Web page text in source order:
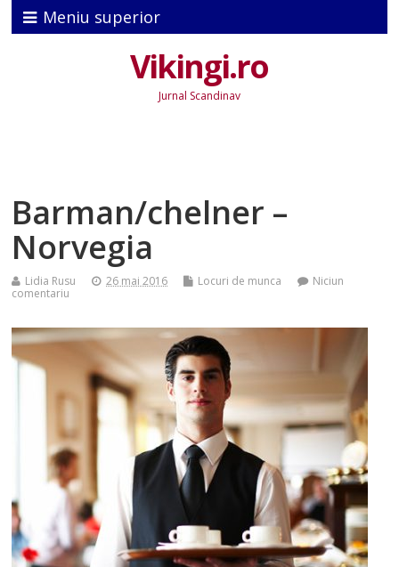
Meniu superior
Vikingi.ro
Jurnal Scandinav
Barman/chelner –
Norvegia
Lidia Rusu 26 mai 2016 Locuri de munca
Niciun
comentariu